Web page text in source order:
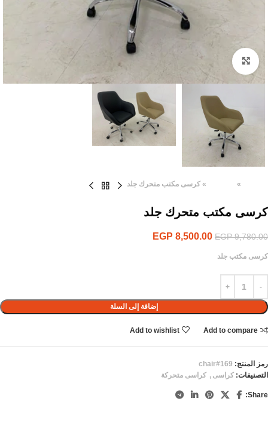
Click to enlarge
»
» كرسى مكتب متحرك جلد
كرسى مكتب متحرك جلد
EGP9,780.00
EGP 8,500.00
كرسى مكتب جلد
إضافة إلى السلة
Add to compare
Add to wishlist
رمز المنتج: chair#169
التصنيفات: كراسى , كراسى متحركة
Share: